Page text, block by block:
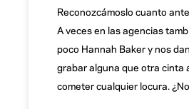
Reconozcámoslo cuanto
A veces en las agencias
poco Hannah Baker y nos
grabar alguna que otra cinta
cometer cualquier locura.